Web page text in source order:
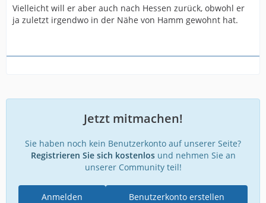
Vielleicht will er aber auch nach Hessen zurück, obwohl er
ja zuletzt irgendwo in der Nähe von Hamm gewohnt hat.
Jetzt mitmachen!
Sie haben noch kein Benutzerkonto auf unserer Seite?
Registrieren Sie sich kostenlosund nehmen Sie an
unserer Community teil!
Benutzerkonto erstellen
Anmelden